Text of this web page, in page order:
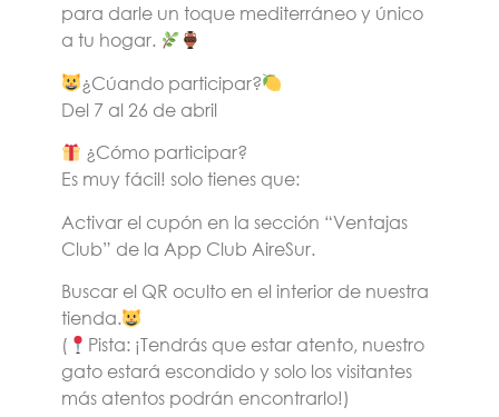
para darle un toque mediterráneo y único
a tu hogar.
¿Cúando participar?
Del 7 al 26 de abril
¿Cómo participar?
Es muy fácil! solo tienes que:
Activar el cupón en la sección “Ventajas
Club” de la App Club AireSur.
Buscar el QR oculto en el interior de nuestra
tienda.
(
Pista: ¡Tendrás que estar atento, nuestro
gato estará escondido y solo los visitantes
más atentos podrán encontrarlo!)